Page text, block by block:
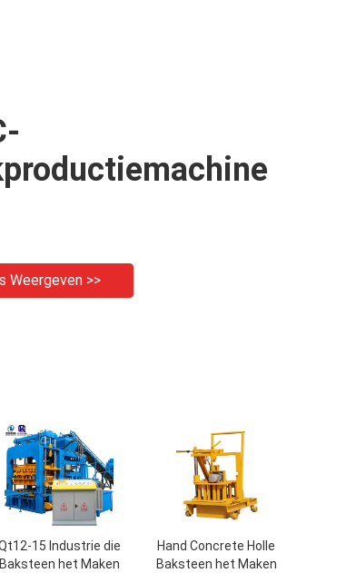
Weergeven >>
15 Industrie die
Baksteen het Maken
Hand Concrete Holle
Baksteen het Maken